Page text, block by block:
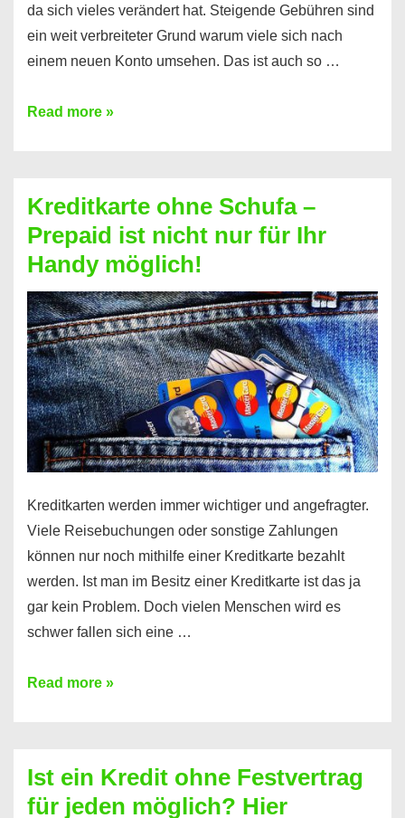
da sich vieles verändert hat. Steigende Gebühren sind
ein weit verbreiteter Grund warum viele sich nach
einem neuen Konto umsehen. Das ist auch so …
Konto
Neueröffnung
trotz
Schufaeintrag
möglich
Read more »
Kreditkarte ohne Schufa –
Prepaid ist nicht nur für Ihr
Handy möglich!
Kreditkarten werden immer wichtiger und angefragter.
Viele Reisebuchungen oder sonstige Zahlungen
können nur noch mithilfe einer Kreditkarte bezahlt
werden. Ist man im Besitz einer Kreditkarte ist das ja
gar kein Problem. Doch vielen Menschen wird es
schwer fallen sich eine …
Kreditkarte
Prepaid
ist
Read more »
Ist ein Kredit ohne Festvertrag
für jeden möglich? Hier